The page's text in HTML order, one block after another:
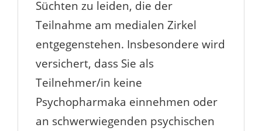
Süchten zu leiden, die der
Teilnahme am medialen Zirkel
entgegenstehen. Insbesondere wird
versichert, dass Sie als
Teilnehmer/in keine
Psychopharmaka einnehmen oder
an schwerwiegenden psychischen